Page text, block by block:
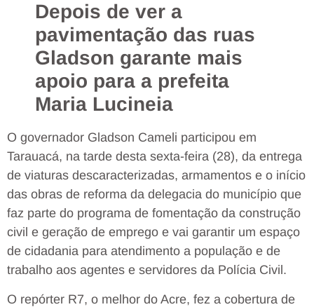
Depois de ver a
pavimentação das ruas
Gladson garante mais
apoio para a prefeita
Maria Lucineia
O governador Gladson Cameli participou em
Tarauacá, na tarde desta sexta-feira (28), da entrega
de viaturas descaracterizadas, armamentos e o início
das obras de reforma da delegacia do município que
faz parte do programa de fomentação da construção
civil e geração de emprego e vai garantir um espaço
de cidadania para atendimento a população e de
trabalho aos agentes e servidores da Polícia Civil.
O repórter R7, o melhor do Acre, fez a cobertura de